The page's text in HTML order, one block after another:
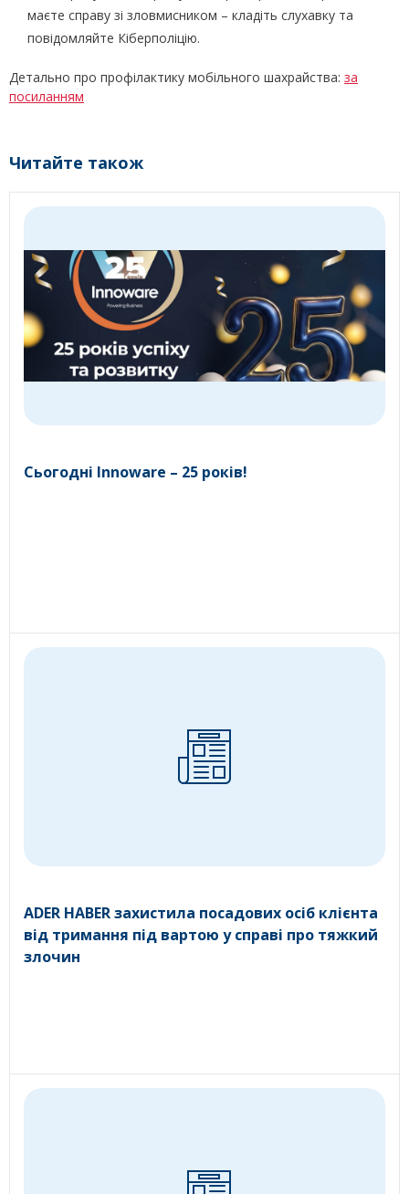
маєте справу зі зловмисником – кладіть слухавку та
повідомляйте Кіберполіцію.
Детально про профілактику мобільного шахрайства: за
посиланням
Читайте також
Сьогодні Innoware – 25 років!
ADER HABER захистила посадових осіб клієнта
від тримання під вартою у справі про тяжкий
злочин